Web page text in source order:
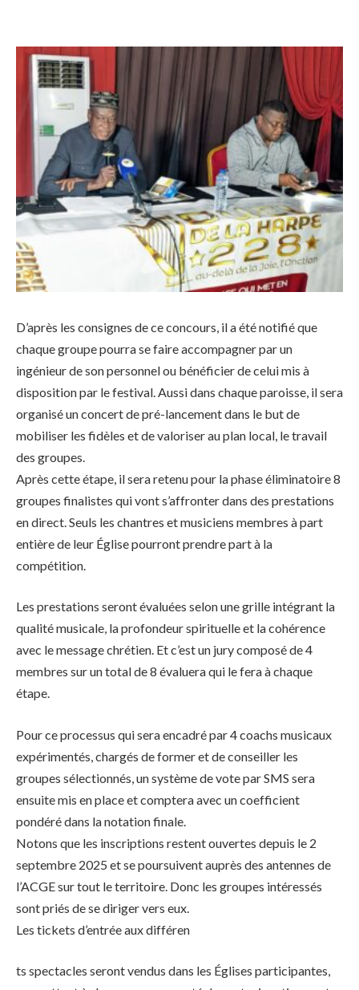
D’après les consignes de ce concours, il a été notifié que
chaque groupe pourra se faire accompagner par un
ingénieur de son personnel ou bénéficier de celui mis à
disposition par le festival. Aussi dans chaque paroisse, il sera
organisé un concert de pré-lancement dans le but de
mobiliser les fidèles et de valoriser au plan local, le travail
des groupes.
Après cette étape, il sera retenu pour la phase éliminatoire 8
groupes finalistes qui vont s’affronter dans des prestations
en direct. Seuls les chantres et musiciens membres à part
entière de leur Église pourront prendre part à la
compétition.
Les prestations seront évaluées selon une grille intégrant la
qualité musicale, la profondeur spirituelle et la cohérence
avec le message chrétien. Et c’est un jury composé de 4
membres sur un total de 8 évaluera qui le fera à chaque
étape.
Pour ce processus qui sera encadré par 4 coachs musicaux
expérimentés, chargés de former et de conseiller les
groupes sélectionnés, un système de vote par SMS sera
ensuite mis en place et comptera avec un coefficient
pondéré dans la notation finale.
Notons que les inscriptions restent ouvertes depuis le 2
septembre 2025 et se poursuivent auprès des antennes de
l’ACGE sur tout le territoire. Donc les groupes intéressés
sont priés de se diriger vers eux.
Les tickets d’entrée aux différen
ts spectacles seront vendus dans les Églises participantes,